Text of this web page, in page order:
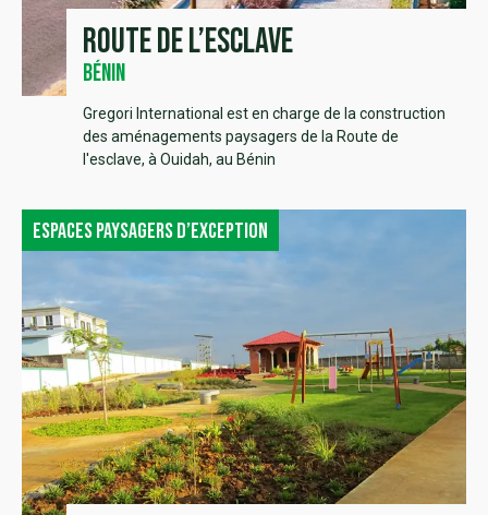
Route de l’esclave
Bénin
Gregori International est en charge de la construction
des aménagements paysagers de la Route de
l'esclave, à Ouidah, au Bénin
Espaces paysagers d’exception